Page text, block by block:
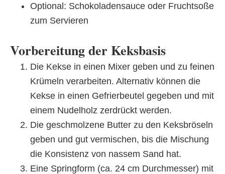
Optional: Schokoladensauce oder Fruchtsoße
zum Servieren
Vorbereitung der Keksbasis
Die Kekse in einen Mixer geben und zu feinen
Krümeln verarbeiten. Alternativ können die
Kekse in einen Gefrierbeutel gegeben und mit
einem Nudelholz zerdrückt werden.
Die geschmolzene Butter zu den Keksbröseln
geben und gut vermischen, bis die Mischung
die Konsistenz von nassem Sand hat.
Eine Springform (ca. 24 cm Durchmesser) mit